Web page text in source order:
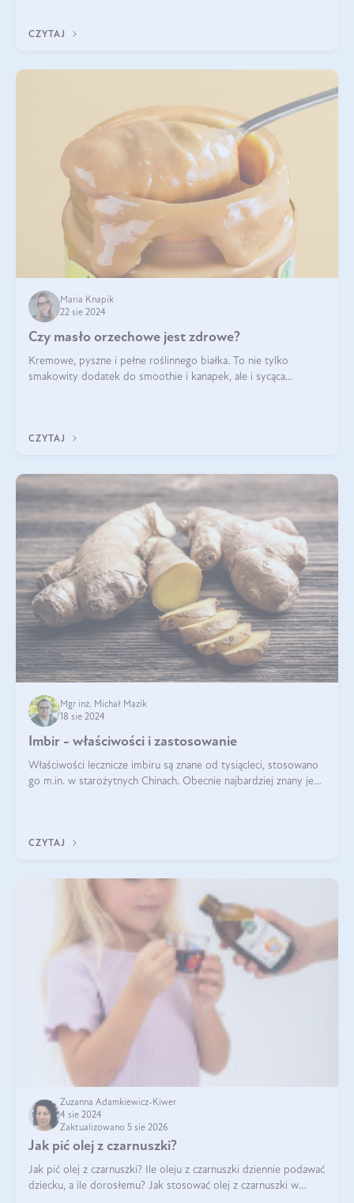
CZYTAJ
Maria Knapik
22 sie 2024
Czy masło orzechowe jest zdrowe?
Kremowe, pyszne i pełne roślinnego białka. To nie tylko
smakowity dodatek do smoothie i kanapek, ale i sycąca
CZYTAJ
Mgr inż. Michał Mazik
18 sie 2024
Imbir - właściwości i zastosowanie
Właściwości lecznicze imbiru są znane od tysiącleci, stosowano
go m.in. w starożytnych Chinach. Obecnie najbardziej znany jest
CZYTAJ
Zuzanna Adamkiewicz-Kiwer
4 sie 2024
Zaktualizowano 5 sie 2026
Jak pić olej z czarnuszki?
Jak pić olej z czarnuszki? Ile oleju z czarnuszki dziennie podawać
dziecku, a ile dorosłemu? Jak stosować olej z czarnuszki w